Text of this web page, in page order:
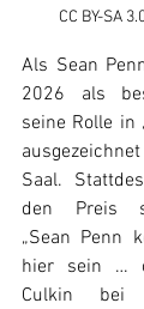
CC BY-SA
Als Sean
2026 als
seine Rolle in
Saal.
den Preis
„Sean Penn
hier sein …
Culkin bei